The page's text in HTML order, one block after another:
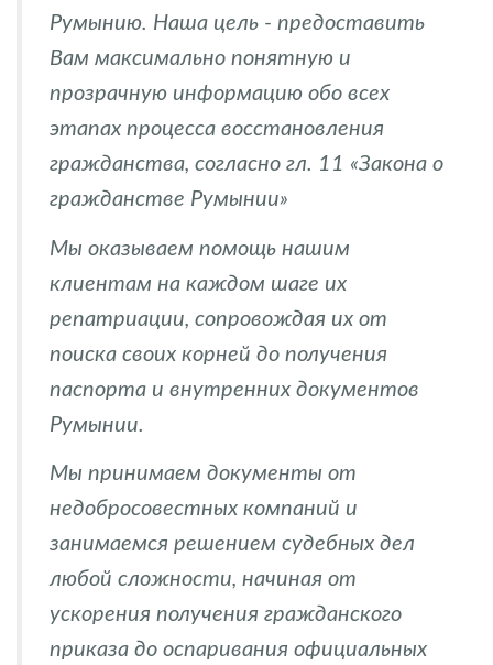
Румынию. Наша цель - предоставить
Вам максимально понятную и
прозрачную информацию обо всех
этапах процесса восстановления
гражданства, согласно гл. 11 «Закона о
гражданстве Румынии»
Мы оказываем помощь нашим
клиентам на каждом шаге их
репатриации, сопровождая их от
поиска своих корней до получения
паспорта и внутренних документов
Румынии.
Мы принимаем документы от
недобросовестных компаний и
занимаемся решением судебных дел
любой сложности, начиная от
ускорения получения гражданского
приказа до оспаривания официальных